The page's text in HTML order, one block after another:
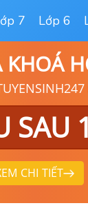
7 Lớp 6
SAU
CHI TIẾT